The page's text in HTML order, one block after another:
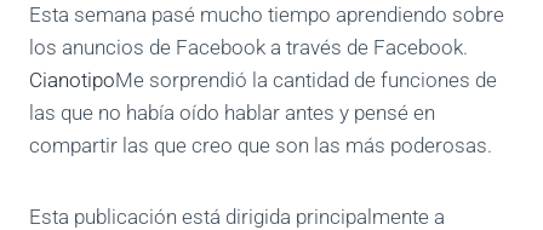
Esta semana pasé mucho tiempo aprendiendo sobre
los anuncios de Facebook a través de Facebook.
CianotipoMe sorprendió la cantidad de funciones de
las que no había oído hablar antes y pensé en
compartir las que creo que son las más poderosas.
Esta publicación está dirigida principalmente a